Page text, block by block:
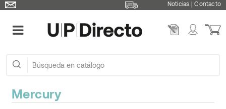
Noticias |Contacto
Mercury